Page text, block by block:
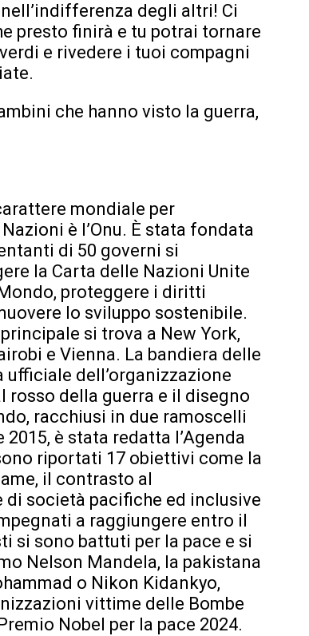
degli altri! Ci
presto finirà e tu potrai tornare
e rivedere i tuoi compagni
che hanno visto la guerra,
mondiale per
è l’Onu. È stata fondata
di 50 governi si
la Carta delle Nazioni Unite
proteggere i diritti
lo sviluppo sostenibile.
si trova a New York,
e Vienna. La bandiera delle
ufficiale dell’organizzazione
rosso della guerra e il disegno
racchiusi in due ramoscelli
è stata redatta l’Agenda
riportati 17 obiettivi come la
il contrasto al
società pacifiche ed inclusive
a raggiungere entro il
si sono battuti per la pace e si
Nelson Mandela, la pakistana
o Nikon Kidankyo,
vittime delle Bombe
Nobel per la pace 2024.